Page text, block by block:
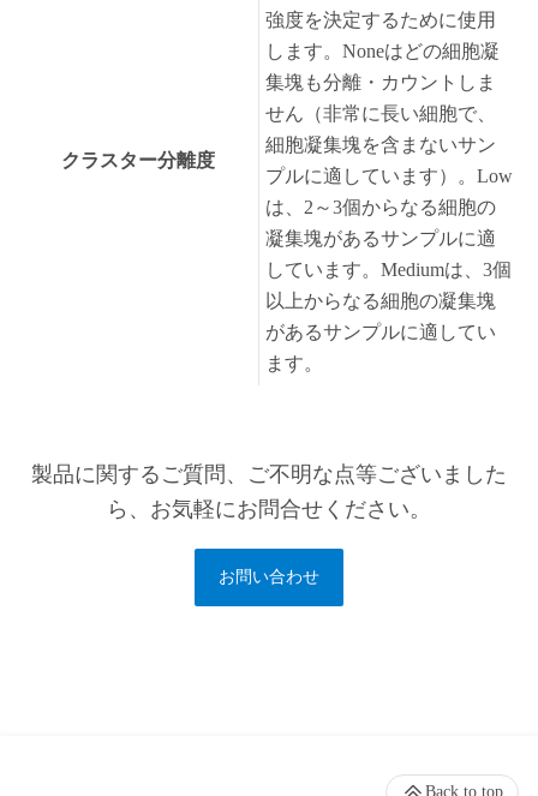
クラスター分離度
強度を決定するために使用
します。Noneはどの細胞凝
集塊も分離・カウントしま
せん（非常に長い細胞で、
細胞凝集塊を含まないサン
プルに適しています）。Low
は、2～3個からなる細胞の
凝集塊があるサンプルに適
しています。Mediumは、3個
以上からなる細胞の凝集塊
があるサンプルに適してい
ます。
製品に関するご質問、ご不明な点等ございました
ら、お気軽にお問合せください。
お問い合わせ
Back to top